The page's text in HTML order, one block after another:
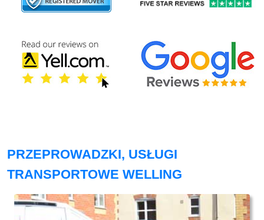
PRZEPROWADZKI, USŁUGI
TRANSPORTOWE WELLING